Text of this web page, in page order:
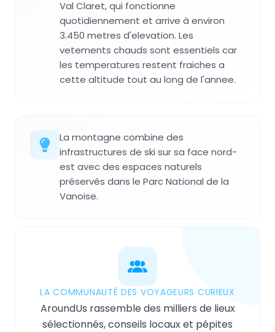
Val Claret, qui fonctionne
quotidiennement et arrive à environ
3.450 metres d'elevation. Les
vetements chauds sont essentiels car
les temperatures restent fraiches a
cette altitude tout au long de l'annee.
La montagne combine des
infrastructures de ski sur sa face nord-
est avec des espaces naturels
préservés dans le Parc National de la
Vanoise.
LA COMMUNAUTÉ DES VOYAGEURS CURIEUX
AroundUs rassemble des milliers de lieux
sélectionnés, conseils locaux et pépites